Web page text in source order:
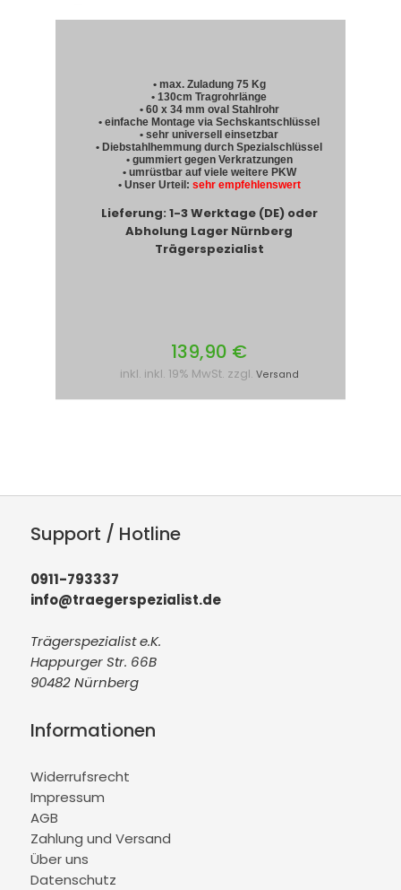
• max. Zuladung 75 Kg
• 130cm Tragrohrlänge
• 60 x 34 mm oval Stahlrohr
• einfache Montage via Sechskantschlüssel
• sehr universell einsetzbar
• Diebstahlhemmung durch Spezialschlüssel
• gummiert gegen Verkratzungen
• umrüstbar auf viele weitere PKW
• Unser Urteil: sehr empfehlenswert
Lieferung: 1-3 Werktage (DE) oder
Abholung Lager Nürnberg
Trägerspezialist
139,90 €
inkl. inkl. 19% MwSt. zzgl. Versand
Support / Hotline
0911-793337
info@traegerspezialist.de
Trägerspezialist e.K.
Happurger Str. 66B
90482 Nürnberg
Informationen
Widerrufsrecht
Impressum
AGB
Zahlung und Versand
Über uns
Datenschutz